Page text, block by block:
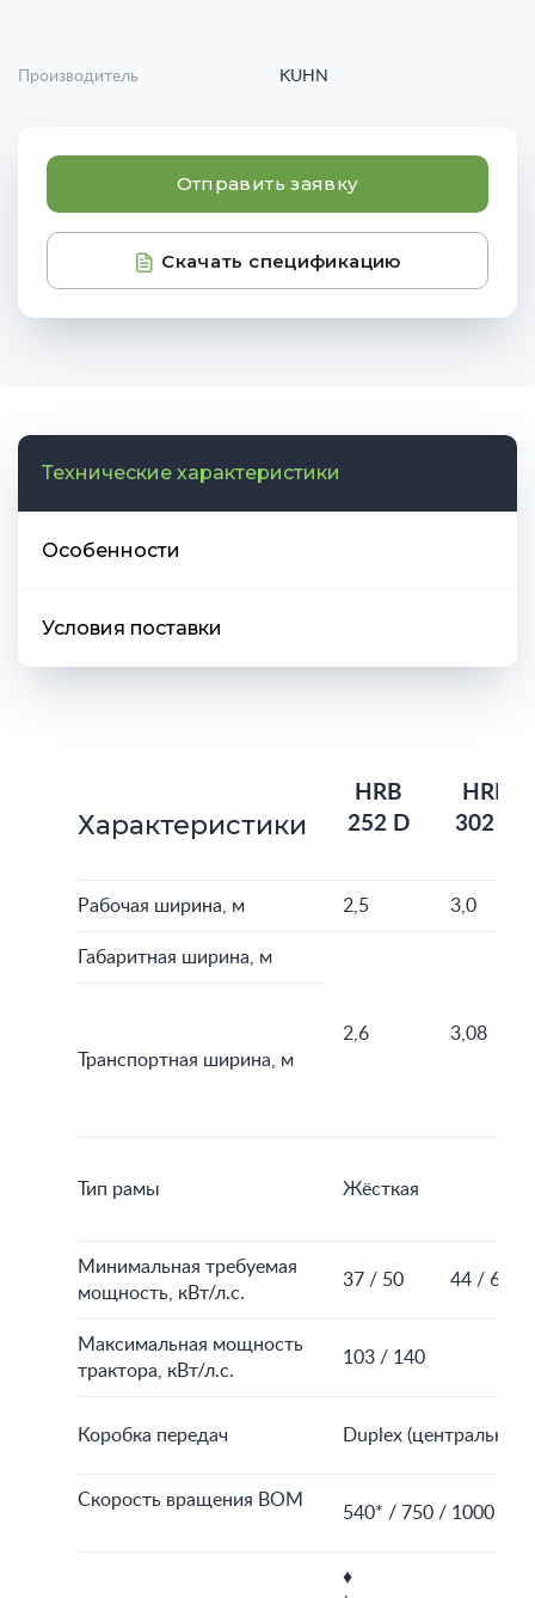
Производитель KUHN
Отправить заявку
Скачать спецификацию
Технические характеристики
Особенности
Условия поставки
Характеристики
HRB
252 D
HRB
302 D
Рабочая ширина, м 2,5 3,0
Габаритная ширина, м
2,6
3,08
Транспортная ширина, м
Тип рамы Жёсткая
Минимальная требуемая
мощность, кВт/л.с.
37 / 50 44 / 60
Максимальная мощность
трактора, кВт/л.с.
103 / 140
Коробка передач Duplex (центральный)
Скорость вращения ВОМ
540* / 750 / 1000
♦